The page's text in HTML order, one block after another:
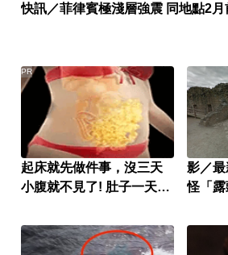
快訊／菲律賓極淺層強震 同地點2
起床就先做件事，沒三天
小腹就不見了! 肚子一天天
PR
影／
怪「